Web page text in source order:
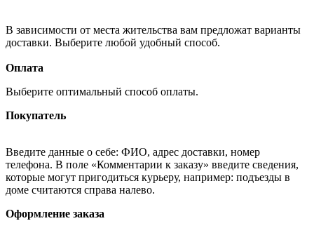
В зависимости от места жительства вам предложат варианты
доставки. Выберите любой удобный способ.
Оплата
Выберите оптимальный способ оплаты.
Покупатель
Введите данные о себе: ФИО, адрес доставки, номер
телефона. В поле «Комментарии к заказу» введите сведения,
которые могут пригодиться курьеру, например: подъезды в
доме считаются справа налево.
Оформление заказа